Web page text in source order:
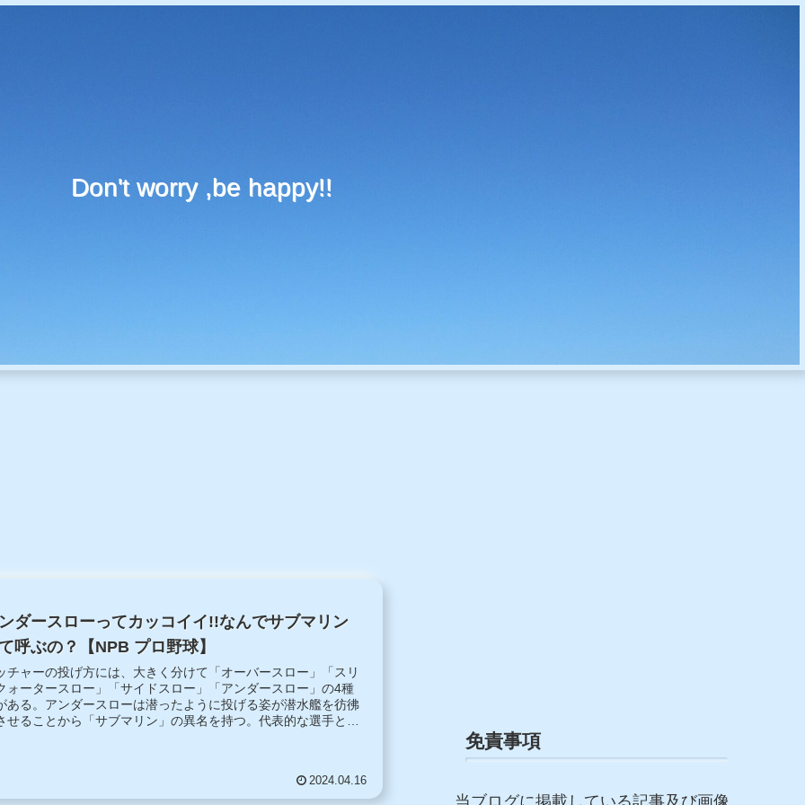
Don't worry ,be happy!!
ダースローってカッコイイ!!なんでサブマリン
呼ぶの？【NPB プロ野球】
チャーの投げ方には、大きく分けて「オーバースロー」「スリ
ォータースロー」「サイドスロー」「アンダースロー」の4種
ある。アンダースローは潜ったように投げる姿が潜水艦を彷彿
せることから「サブマリン」の異名を持つ。代表的な選手とし
2024.04.16
免責事項